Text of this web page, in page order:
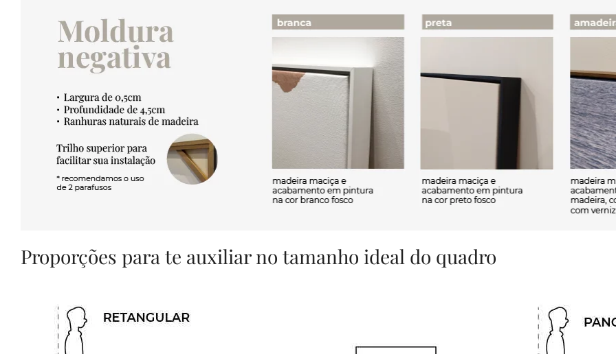
Proporções para te auxiliar no tamanho ideal do quadro